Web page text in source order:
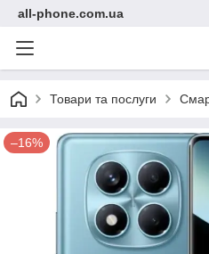
all-phone.com.ua
Товари та послуги
–16%